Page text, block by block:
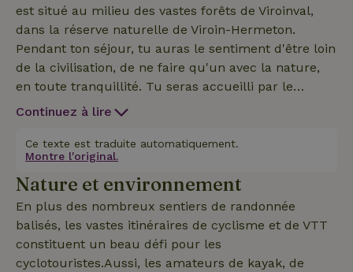
est situé au milieu des vastes forêts de Viroinval,
dans la réserve naturelle de Viroin-Hermeton.
Pendant ton séjour, tu auras le sentiment d'être loin
de la civilisation, de ne faire qu'un avec la nature,
en toute tranquillité. Tu seras accueilli par le
bruissement des arbres, de belles vues sur la vallée
l'eau, le hululement de la chouette hulotte,... Avec
un peu de chance, tu tomberas nez à nez avec un
chevreuil ou tu apercevras des sangliers. Le chalet
se compose d'un coin salon et d'une cuisine avec
cuisinière, four, réfrigérateur et lave-vaisselle. Il y a
4 zones de couchage : une chambre avec un lit
double (160/200), une chambre avec un lit
Continuez à lire
Ce texte est traduite automatiquement.
Montre l'original.
Nature et environnement
En plus des nombreux sentiers de randonnée
balisés, les vastes itinéraires de cyclisme et de VTT
constituent un beau défi pour les
cyclotouristes.Aussi, les amateurs de kayak, de